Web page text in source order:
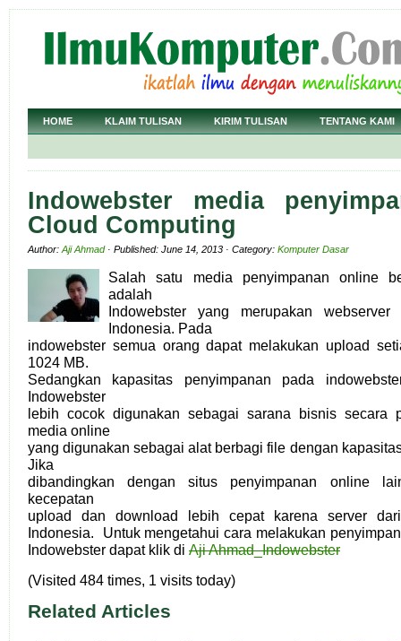
HOME KLAIM TULISAN KIRIM TULISAN TENTANG KAMI
Indowebster media
Cloud Computing
Author: Aji Ahmad· Published: June 14, 2013 · Category: Komputer Dasar
Salah satu media penyimpanan online
adalah
Indowebster yang merupakan
Indonesia. Pada
indowebster semua orang dapat melakukan upload
1024 MB.
Sedangkan kapasitas penyimpanan pada
Indowebster
lebih cocok digunakan sebagai sarana bisnis secara
media online
yang digunakan sebagai alat berbagi file dengan
Jika
dibandingkan dengan situs penyimpanan online
kecepatan
upload dan download lebih cepat karena server
Indonesia. Untuk mengetahui cara melakukan
Indowebster dapat klik di Aji Ahmad_Indowebster
(Visited 484 times, 1 visits today)
Related Articles